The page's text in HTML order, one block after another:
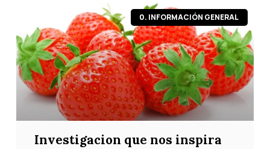
0. INFORMACIÓN GENERAL
Investigacion que nos inspira